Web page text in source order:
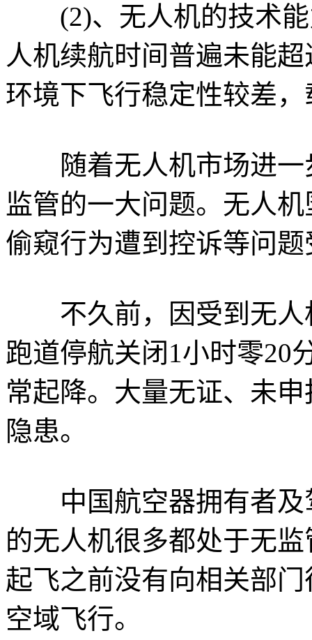
(2)、无人机的技术能
人机续航时间普遍未能
环境下飞行稳定性较差
随着无人机市场进一
监管的一大问题。无人
偷窥行为遭到控诉等问
不久前，因受到无人
跑道停航关闭1小时零20
常起降。大量无证、未
隐患。
中国航空器拥有者及
的无人机很多都处于无
起飞之前没有向相关部
空域飞行。